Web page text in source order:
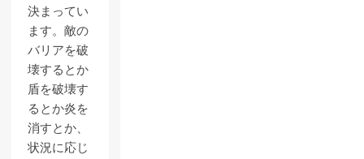
決まってい
ます。敵の
バリアを破
壊するとか
盾を破壊す
るとか炎を
消すとか、
状況に応じ